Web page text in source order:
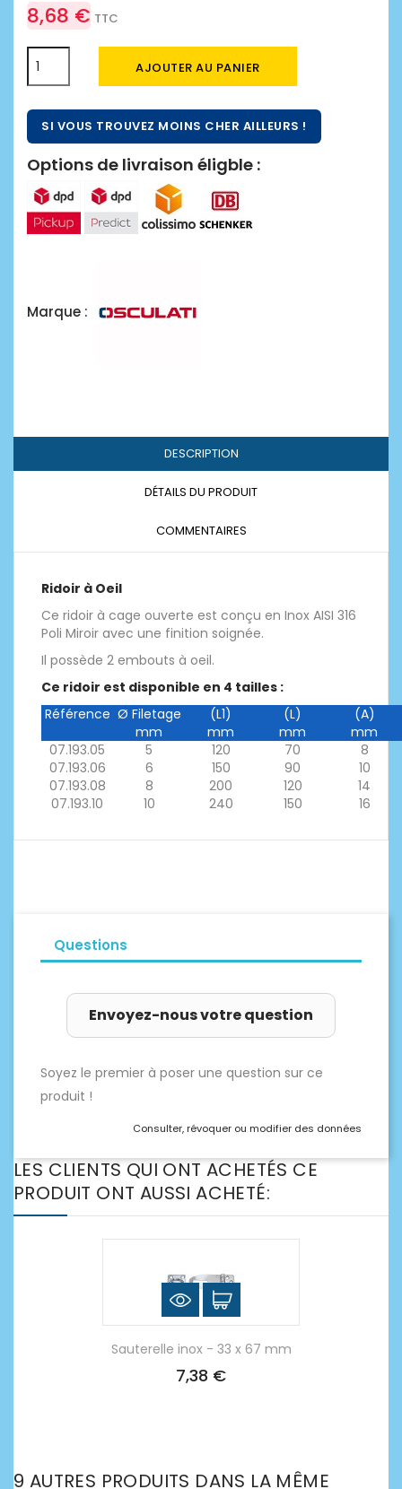
8,68 € TTC
AJOUTER AU PANIER
SI VOUS TROUVEZ MOINS CHER AILLEURS !
Options de livraison éligble :
Marque :
DESCRIPTION
DÉTAILS DU PRODUIT
COMMENTAIRES
Ridoir à Oeil
Ce ridoir à cage ouverte est conçu en Inox AISI 316
Poli Miroir avec une finition soignée.
Il possède 2 embouts à oeil.
Ce ridoir est disponible en 4 tailles :
Référence Ø Filetage (L1) (L)
(A)
mm
mm mm
mm
07.193.05
5 120 70
8
07.193.06
6 150 90
10
07.193.08
8 200 120
14
07.193.10
10 240 150 16
Questions
Envoyez-nous votre question
Soyez le premier à poser une question sur ce
produit !
Consulter, révoquer ou modifier des données
LES CLIENTS QUI ONT ACHETÉS CE
PRODUIT ONT AUSSI ACHETÉ:
Sauterelle inox - 33 x 67 mm
7,38 €
9 AUTRES PRODUITS DANS LA MÊME